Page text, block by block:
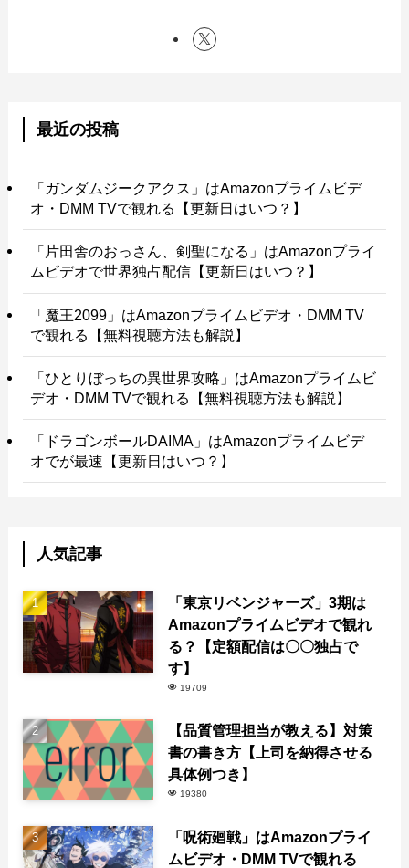
最近の投稿
「ガンダムジークアクス」はAmazonプライムビデ
オ・DMM TVで観れる【更新日はいつ？】
「片田舎のおっさん、剣聖になる」はAmazonプライ
ムビデオで世界独占配信【更新日はいつ？】
「魔王2099」はAmazonプライムビデオ・DMM TV
で観れる【無料視聴方法も解説】
「ひとりぼっちの異世界攻略」はAmazonプライムビ
デオ・DMM TVで観れる【無料視聴方法も解説】
「ドラゴンボールDAIMA」はAmazonプライムビデ
オでが最速【更新日はいつ？】
人気記事
「東京リベンジャーズ」3期は
Amazonプライムビデオで観れ
る？【定額配信は〇〇独占で
す】
19709
【品質管理担当が教える】対策
書の書き方【上司を納得させる
具体例つき】
19380
「呪術廻戦」はAmazonプライ
ムビデオ・DMM TVで観れる